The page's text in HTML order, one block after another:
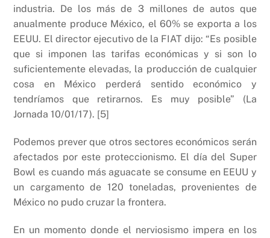
industria. De los más de 3 millones de autos que
anualmente produce México, el 60% se exporta a los
EEUU. El director ejecutivo de la FIAT dijo: “Es posible
que si imponen las tarifas económicas y si son lo
suficientemente elevadas, la producción de cualquier
cosa en México perderá sentido económico y
tendríamos que retirarnos. Es muy posible” (La
Jornada 10/01/17). [5]
Podemos prever que otros sectores económicos serán
afectados por este proteccionismo. El día del Super
Bowl es cuando más aguacate se consume en EEUU y
un cargamento de 120 toneladas, provenientes de
México no pudo cruzar la frontera.
En un momento donde el nerviosismo impera en los